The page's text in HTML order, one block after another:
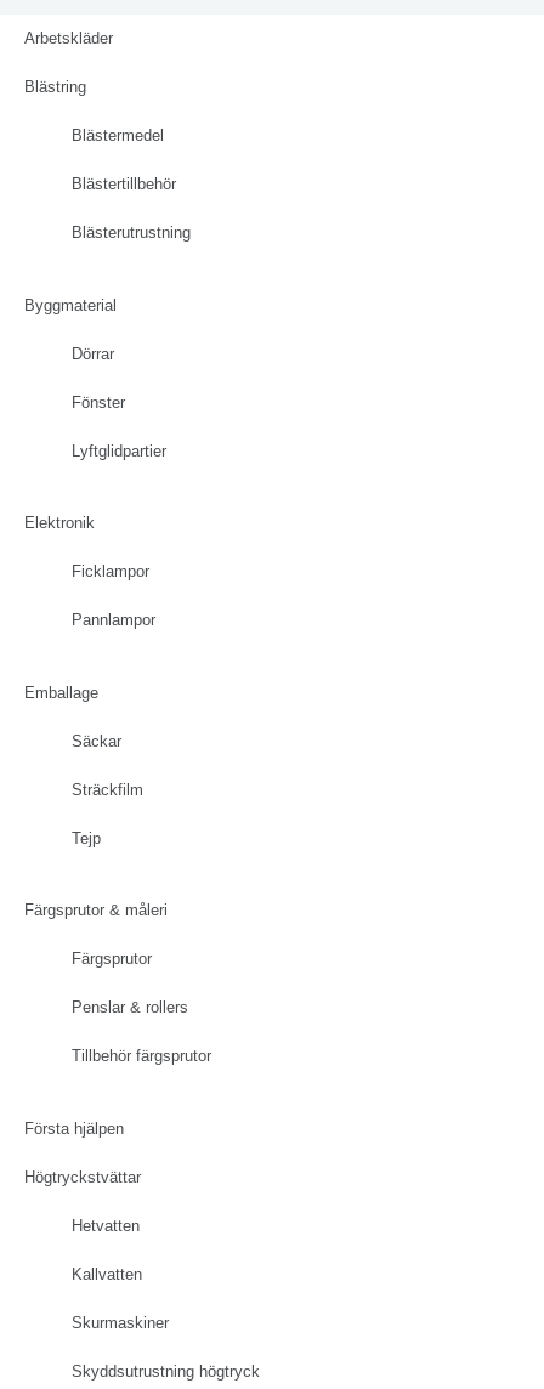
Arbetskläder
Blästring
Blästermedel
Blästertillbehör
Blästerutrustning
Byggmaterial
Dörrar
Fönster
Lyftglidpartier
Elektronik
Ficklampor
Pannlampor
Emballage
Säckar
Sträckfilm
Tejp
Färgsprutor & måleri
Färgsprutor
Penslar & rollers
Tillbehör färgsprutor
Första hjälpen
Högtryckstvättar
Hetvatten
Kallvatten
Skurmaskiner
Skyddsutrustning högtryck